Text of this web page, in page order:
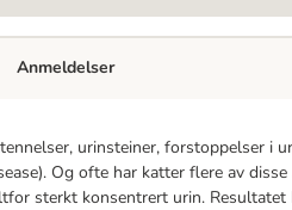
urinsteiner, forstoppelser i
Og ofte har katter flere av
sterkt konsentrert urin.
Anmeldelser